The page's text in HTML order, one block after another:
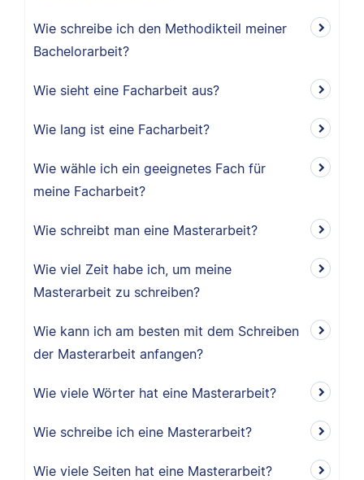
Wie schreibe ich den Methodikteil meiner
Bachelorarbeit?
Wie sieht eine Facharbeit aus?
Wie lang ist eine Facharbeit?
Wie wähle ich ein geeignetes Fach für
meine Facharbeit?
Wie schreibt man eine Masterarbeit?
Wie viel Zeit habe ich, um meine
Masterarbeit zu schreiben?
Wie kann ich am besten mit dem Schreiben
der Masterarbeit anfangen?
Wie viele Wörter hat eine Masterarbeit?
Wie schreibe ich eine Masterarbeit?
Wie viele Seiten hat eine Masterarbeit?